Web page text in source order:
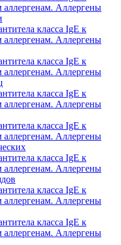
Аллергены
класса IgE к
Аллергены
класса IgE к
Аллергены
класса IgE к
Аллергены
класса IgE к
Аллергены
класса IgE к
Аллергены
класса IgE к
Аллергены
класса IgE к
Аллергены